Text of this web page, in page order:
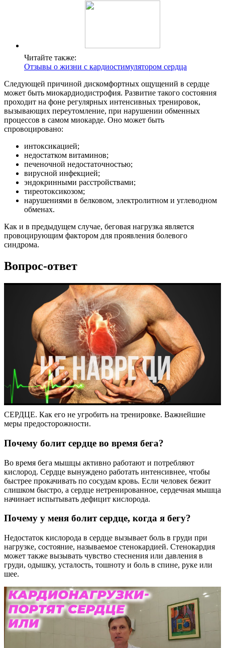
Читайте также:
Отзывы о жизни с кардиостимулятором сердца
Следующей причиной дискомфортных ощущений в сердце
может быть миокардиодистрофия. Развитие такого состояния
проходит на фоне регулярных интенсивных тренировок,
вызывающих переутомление, при нарушении обменных
процессов в самом миокарде. Оно может быть
спровоцировано:
интоксикацией;
недостатком витаминов;
печеночной недостаточностью;
вирусной инфекцией;
эндокринными расстройствами;
тиреотоксикозом;
нарушениями в белковом, электролитном и углеводном
обменах.
Как и в предыдущем случае, беговая нагрузка является
провоцирующим фактором для проявления болевого
синдрома.
Вопрос-ответ
СЕРДЦЕ. Как его не угробить на тренировке. Важнейшие
меры предосторожности.
Почему болит сердце во время бега?
Во время бега мышцы активно работают и потребляют
кислород. Сердце вынуждено работать интенсивнее, чтобы
быстрее прокачивать по сосудам кровь. Если человек бежит
слишком быстро, а сердце нетренированное, сердечная мышца
начинает испытывать дефицит кислорода.
Почему у меня болит сердце, когда я бегу?
Недостаток кислорода в сердце вызывает боль в груди при
нагрузке, состояние, называемое стенокардией. Стенокардия
может также вызывать чувство стеснения или давления в
груди, одышку, усталость, тошноту и боль в спине, руке или
шее.